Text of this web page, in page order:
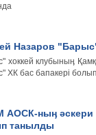
Назаров
хоккей клубыныӊ
ХК бас бапакері
АОСК-ныӊ әскери
танылды